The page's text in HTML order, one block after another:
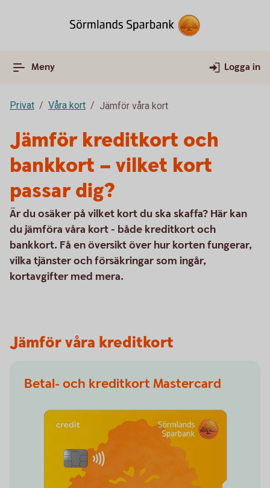
Meny Logga in
Privat Våra kort Jämför våra kort
Jämför kreditkort och
bankkort – vilket kort
passar dig?
Är du osäker på vilket kort du ska skaffa? Här kan
du jämföra våra kort - både kreditkort och
bankkort. Få en översikt över hur korten fungerar,
vilka tjänster och försäkringar som ingår,
kortavgifter med mera.
Jämför våra kreditkort
Betal- och kreditkort Mastercard